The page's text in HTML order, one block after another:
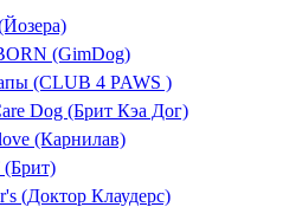
(GimDog)
(CLUB 4 PAWS )
Dog (Брит Кэа Дог)
(Карнилав)
(Доктор Клаудерс)